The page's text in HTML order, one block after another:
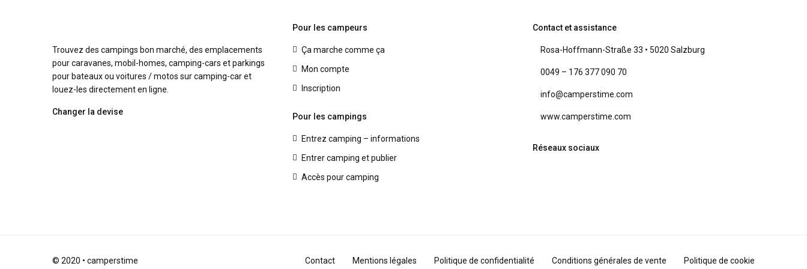
Trouvez des campings bon marché, des emplacements
pour caravanes, mobil-homes, camping-cars et parkings
pour bateaux ou voitures / motos sur camping-car et
louez-les directement en ligne.
Changer la devise
Pour les campeurs
Ça marche comme ça
Mon compte
Inscription
Pour les campings
Entrez camping – informations
Entrer camping et publier
Accès pour camping
Contact et assistance
Rosa-Hoffmann-Straße 33 • 5020 Salzburg
0049 – 176 377 090 70
info@camperstime.com
www.camperstime.com
Réseaux sociaux
© 2020 • camperstime Contact Mentions légales Politique de confidentialité Conditions générales de vente Politique de cookie